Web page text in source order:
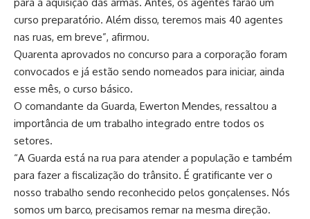
curso preparatório. Além disso, teremos mais 40 agentes
nas ruas, em breve”, afirmou.
Quarenta aprovados no concurso para a corporação foram
convocados e já estão sendo nomeados para iniciar, ainda
esse mês, o curso básico.
O comandante da Guarda, Ewerton Mendes, ressaltou a
importância de um trabalho integrado entre todos os
setores.
“A Guarda está na rua para atender a população e também
para fazer a fiscalização do trânsito. É gratificante ver o
nosso trabalho sendo reconhecido pelos gonçalenses. Nós
somos um barco, precisamos remar na mesma direção.